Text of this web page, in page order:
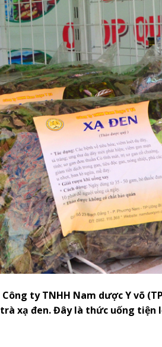
ty TNHH Nam dược Y võ
xạ đen. Đây là thức uống tiện